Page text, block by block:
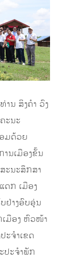
ານ ສິງຄໍາ ວົງ
ະນະ
ມດ້ວຍ
ນເມືອງຂັ້ນ
ະນະສຶກສາ
ດກ ເມືອງ
ຢ່າງອົບອຸ່ນ
ເມືອງ ຫົວໜ້າ
ະຈຳເຂດ
ປະຈຳພັກ